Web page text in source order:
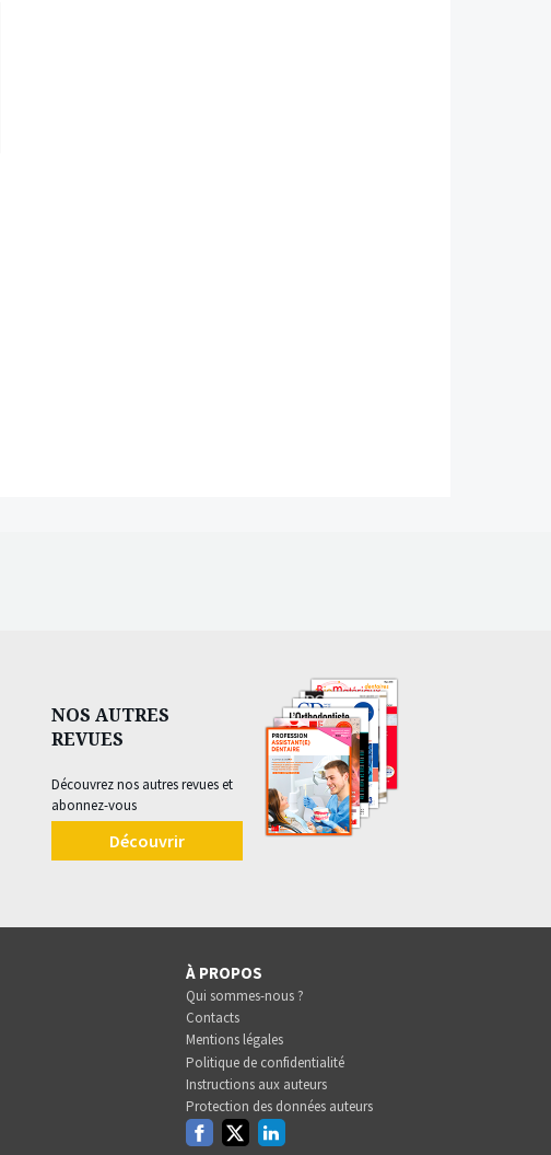
NOS AUTRES
REVUES
Découvrez nos autres revues et
abonnez-vous
Découvrir
À PROPOS
Qui sommes-nous ?
Contacts
Mentions légales
Politique de confidentialité
Instructions aux auteurs
Protection des données auteurs
FacebookTwitterLinkedin